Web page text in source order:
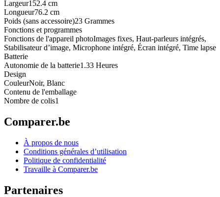
Largeur152.4 cm
Longueur76.2 cm
Poids (sans accessoire)23 Grammes
Fonctions et programmes
Fonctions de l'appareil photoImages fixes, Haut-parleurs intégrés,
Stabilisateur d’image, Microphone intégré, Écran intégré, Time lapse
Batterie
Autonomie de la batterie1.33 Heures
Design
CouleurNoir, Blanc
Contenu de l'emballage
Nombre de colis1
Comparer.be
À propos de nous
Conditions générales d’utilisation
Politique de confidentialité
Travaille à Comparer.be
Partenaires